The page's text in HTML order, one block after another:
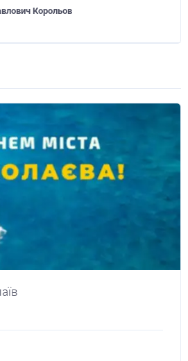
Корольов